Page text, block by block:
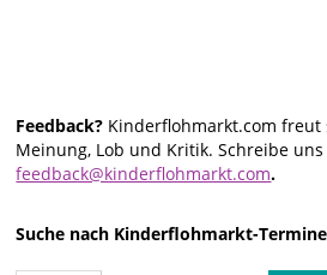
Feedback? Kinderflohmarkt.com
Meinung, Lob und Kritik. Schreibe
feedback@kinderflohmarkt.com.
Suche nach Kinderflohmarkt-